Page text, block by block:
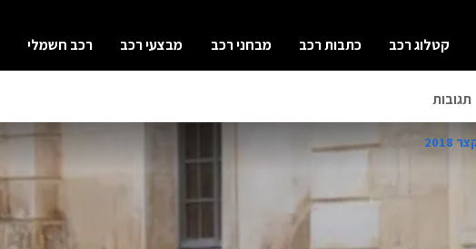
קטלוג רכב כתבות רכב מבחני רכב מבצעי רכב רכב חשמלי
תגובות